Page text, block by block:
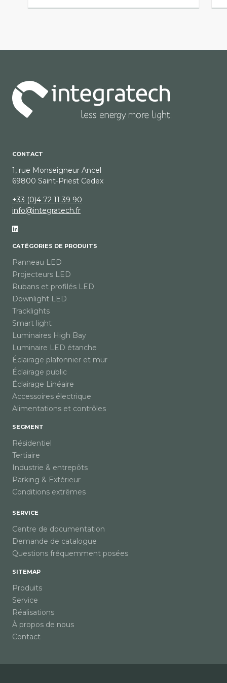
CONTACT
1, rue Monseigneur Ancel
69800 Saint-Priest Cedex
+33 (0)4 72 11 39 90
info@integratech.fr
CATÉGORIES DE PRODUITS
Panneau LED
Projecteurs LED
Rubans et profilés LED
Downlight LED
Tracklights
Smart light
Luminaires High Bay
Luminaire LED étanche
Éclairage plafonnier et mur
Éclairage public
Éclairage Linéaire
Accessoires électrique
Alimentations et contrôles
SEGMENT
Résidentiel
Tertiaire
Industrie & entrepôts
Parking & Extérieur
Conditions extrêmes
SERVICE
Centre de documentation
Demande de catalogue
Questions fréquemment posées
SITEMAP
Produits
Service
Réalisations
À propos de nous
Contact